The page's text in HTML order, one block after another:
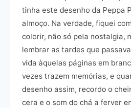
tinha este desenho da Peppa
almoço. Na verdade, fiquei
colorir, não só pela nostalgia,
lembrar as tardes que
vida àquelas páginas em
vezes trazem memórias, e
desenho assim, recordo o
cera e o som do chá a ferver